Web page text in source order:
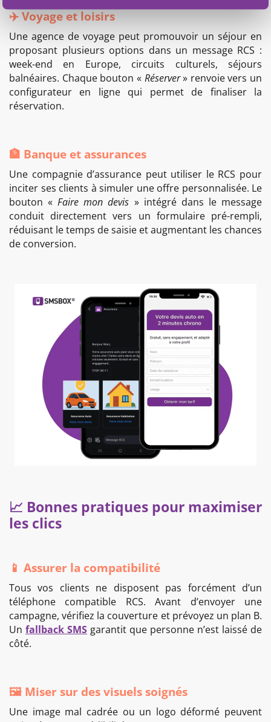
✈️ Voyage et loisirs
Une agence de voyage peut promouvoir un séjour en
proposant plusieurs options dans un message RCS :
week-end en Europe, circuits culturels, séjours
balnéaires. Chaque bouton « Réserver» renvoie vers un
configurateur en ligne qui permet de finaliser la
réservation.
🏦 Banque et assurances
Une compagnie d’assurance peut utiliser le RCS pour
inciter ses clients à simuler une offre personnalisée. Le
bouton «Faire mon devis » intégré dans le message
conduit directement vers un formulaire pré-rempli,
réduisant le temps de saisie et augmentant les chances
de conversion.
📈 Bonnes pratiques pour maximiser
les clics
📱 Assurer la compatibilité
Tous vos clients ne disposent pas forcément d’un
téléphone compatible RCS. Avant d’envoyer une
campagne, vérifiez la couverture et prévoyez un plan B.
Un fallback SMS garantit que personne n’est laissé de
côté.
🖼️ Miser sur des visuels soignés
Une image mal cadrée ou un logo déformé peuvent